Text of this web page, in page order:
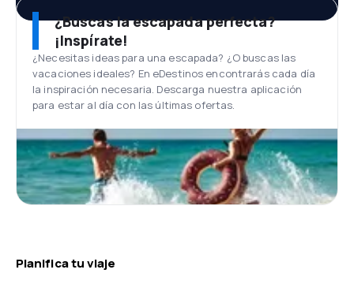
¿Buscas la escapada perfecta?
¡Inspírate!
¿Necesitas ideas para una escapada? ¿O buscas las
vacaciones ideales? En eDestinos encontrarás cada día
la inspiración necesaria. Descarga nuestra aplicación
para estar al día con las últimas ofertas.
Planifica tu viaje